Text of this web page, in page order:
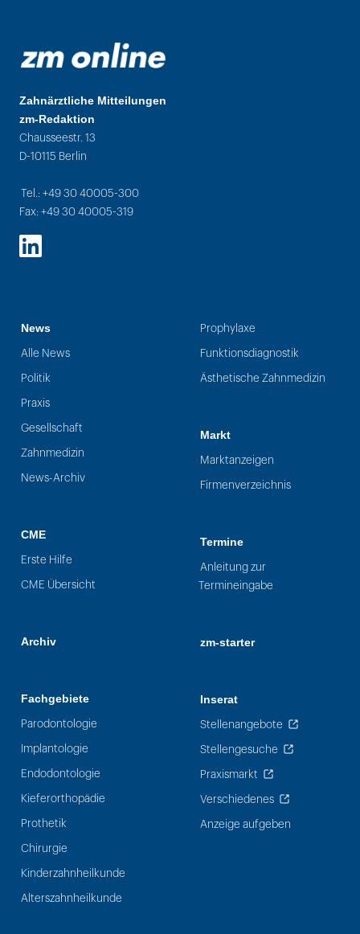
Zahnärztliche Mitteilungen
zm-Redaktion
Chausseestr. 13
D-10115 Berlin
Tel.: +49 30 40005-300
Fax: +49 30 40005-319
LinkedIn
News
Alle News
Politik
Praxis
Gesellschaft
Zahnmedizin
News-Archiv
CME
Erste Hilfe
CME Übersicht
Archiv
Fachgebiete
Parodontologie
Implantologie
Endodontologie
Kieferorthopädie
Prothetik
Chirurgie
Kinderzahnheilkunde
Alterszahnheilkunde
Prophylaxe
Funktionsdiagnostik
Ästhetische Zahnmedizin
Markt
Marktanzeigen
Firmenverzeichnis
Termine
Anleitung zur
Termineingabe
zm-starter
Inserat
Stellenangebote
Stellengesuche
Praxismarkt
Verschiedenes
Anzeige aufgeben